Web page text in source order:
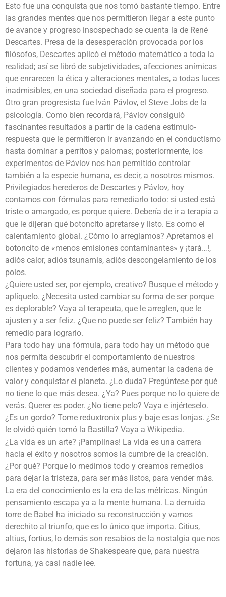
Esto fue una conquista que nos tomó bastante tiempo. Entre
las grandes mentes que nos permitieron llegar a este punto
de avance y progreso insospechado se cuenta la de René
Descartes. Presa de la desesperación provocada por los
filósofos, Descartes aplicó el método matemático a toda la
realidad; así se libró de subjetividades, afecciones anímicas
que enrarecen la ética y alteraciones mentales, a todas luces
inadmisibles, en una sociedad diseñada para el progreso.
Otro gran progresista fue Iván Pávlov, el Steve Jobs de la
psicología. Como bien recordará, Pávlov consiguió
fascinantes resultados a partir de la cadena estimulo-
respuesta que le permitieron ir avanzando en el conductismo
hasta dominar a perritos y palomas; posteriormente, los
experimentos de Pávlov nos han permitido controlar
también a la especie humana, es decir, a nosotros mismos.
Privilegiados herederos de Descartes y Pávlov, hoy
contamos con fórmulas para remediarlo todo: si usted está
triste o amargado, es porque quiere. Debería de ir a terapia a
que le dijeran qué botoncito apretarse y listo. Es como el
calentamiento global. ¿Cómo lo arreglamos? Apretamos el
botoncito de «menos emisiones contaminantes» y ¡tará…!,
adiós calor, adiós tsunamis, adiós descongelamiento de los
polos.
¿Quiere usted ser, por ejemplo, creativo? Busque el método y
aplíquelo. ¿Necesita usted cambiar su forma de ser porque
es deplorable? Vaya al terapeuta, que le arreglen, que le
ajusten y a ser feliz. ¿Que no puede ser feliz? También hay
remedio para lograrlo.
Para todo hay una fórmula, para todo hay un método que
nos permita descubrir el comportamiento de nuestros
clientes y podamos venderles más, aumentar la cadena de
valor y conquistar el planeta. ¿Lo duda? Pregúntese por qué
no tiene lo que más desea. ¿Ya? Pues porque no lo quiere de
verás. Querer es poder. ¿No tiene pelo? Vaya e injérteselo.
¿Es un gordo? Tome reduxtronix plus y baje esas lonjas. ¿Se
le olvidó quién tomó la Bastilla? Vaya a Wikipedia.
¿La vida es un arte? ¡Pamplinas! La vida es una carrera
hacia el éxito y nosotros somos la cumbre de la creación.
¿Por qué? Porque lo medimos todo y creamos remedios
para dejar la tristeza, para ser más listos, para vender más.
La era del conocimiento es la era de las métricas. Ningún
pensamiento escapa ya a la mente humana. La derruida
torre de Babel ha iniciado su reconstrucción y vamos
derechito al triunfo, que es lo único que importa. Citius,
altius, fortius, lo demás son resabios de la nostalgia que nos
dejaron las historias de Shakespeare que, para nuestra
fortuna, ya casi nadie lee.